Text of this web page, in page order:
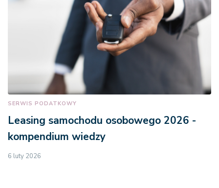
SERWIS PODATKOWY
Leasing samochodu osobowego 2026 -
kompendium wiedzy
6 luty 2026